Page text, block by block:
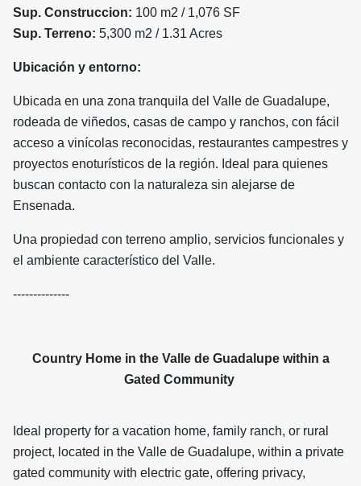
Sup. Construccion: 100 m2 / 1,076 SF
Sup. Terreno: 5,300 m2 / 1.31 Acres
Ubicación y entorno:
Ubicada en una zona tranquila del Valle de Guadalupe,
rodeada de viñedos, casas de campo y ranchos, con fácil
acceso a vinícolas reconocidas, restaurantes campestres y
proyectos enoturísticos de la región. Ideal para quienes
buscan contacto con la naturaleza sin alejarse de
Ensenada.
Una propiedad con terreno amplio, servicios funcionales y
el ambiente característico del Valle.
--------------
Country Home in the Valle de Guadalupe within a
Gated Community
Ideal property for a vacation home, family ranch, or rural
project, located in the Valle de Guadalupe, within a private
gated community with electric gate, offering privacy,